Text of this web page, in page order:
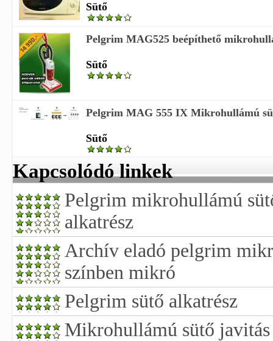
Sütő
Pelgrim MAG525 beépíthető
Sütő
Pelgrim MAG 555 IX Mikrohullámú
Sütő
Kapcsolódó linkek
Pelgrim mikrohullámú
alkatrész
Archív eladó pelgrim
színben mikró
Pelgrim sütő alkatrész
Mikrohullámú sütő